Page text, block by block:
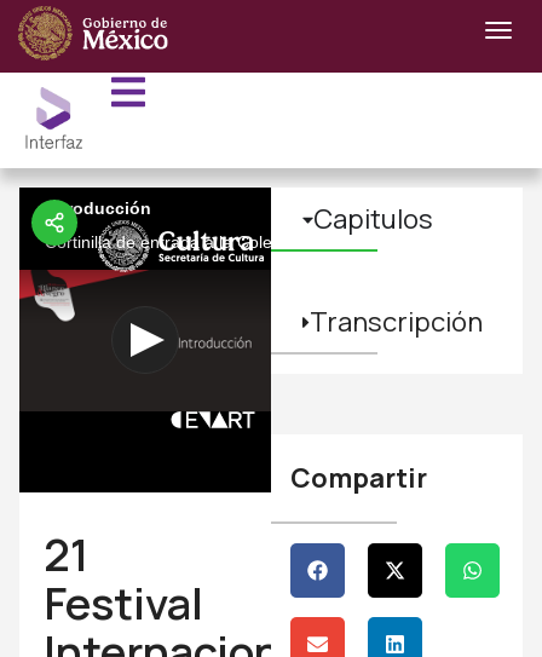
Introducción
Cortinilla de entrada a la Colección 21 Festival Internacional de
21
Festival
Capitulos
Transcripción
Compartir